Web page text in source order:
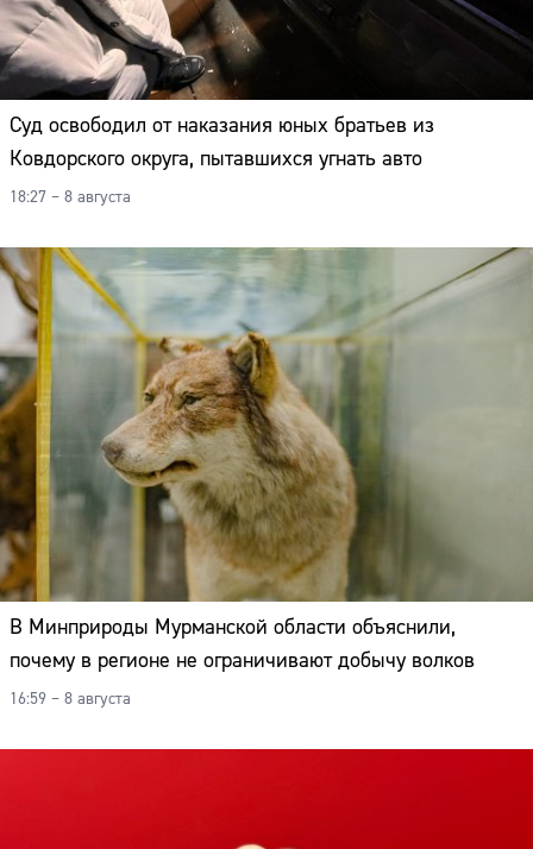
Суд освободил от наказания юных братьев из
Ковдорского округа, пытавшихся угнать авто
18:27 – 8 августа
В Минприроды Мурманской области объяснили,
почему в регионе не ограничивают добычу волков
16:59 – 8 августа